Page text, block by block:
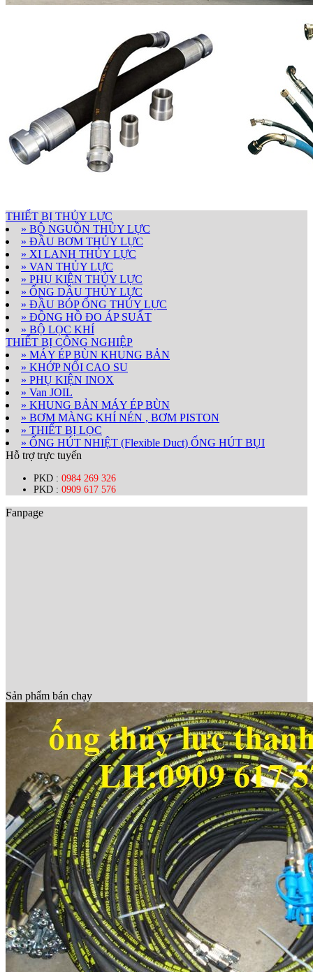
THIẾT BỊ THỦY LỰC
» BỘ NGUỒN THỦY LỰC
» ĐẦU BƠM THỦY LỰC
» XI LANH THỦY LỰC
» VAN THỦY LỰC
» PHỤ KIỆN THỦY LỰC
» ỐNG DẦU THỦY LỰC
» ĐẦU BÓP ỐNG THỦY LỰC
» ĐỒNG HỒ ĐO ÁP SUẤT
» BỘ LỌC KHÍ
THIẾT BỊ CÔNG NGHIỆP
» MÁY ÉP BÙN KHUNG BẢN
» KHỚP NỐI CAO SU
» PHỤ KIỆN INOX
» Van JOIL
» KHUNG BẢN MÁY ÉP BÙN
» BƠM MÀNG KHÍ NÉN , BƠM PISTON
» THIẾT BỊ LỌC
» ỐNG HÚT NHIỆT (Flexible Duct) ỐNG HÚT BỤI
Hỗ trợ trực tuyến
PKD : 0984 269 326
PKD : 0909 617 576
Fanpage
Sản phẩm bán chạy